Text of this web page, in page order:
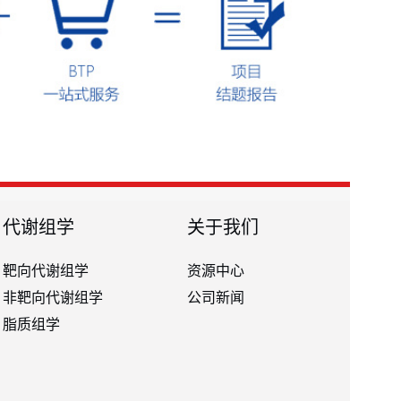
代谢组学
靶向代谢组学
非靶向代谢组学
脂质组学
关于我们
资源中心
公司新闻